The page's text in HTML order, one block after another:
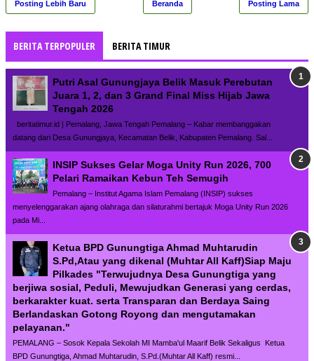
Posting Lebih Baru Posting Lama
Beranda
BERITA TERPOPULER BERITA TIMUR
Putri Asal Gunungjaya Belik Masuk Perebutan
Juara 1, 2, dan 3 Grand Final Miss Hijab Jawa
Tengah 2026
beritatimur.id | Pemalang, Jawa Tengah Pemalang – Kabar membanggakan
datang dari Desa Gunungjaya, Kecamatan Belik, Kabupaten Pemalang. Sal...
INSIP Sukses Gelar Moga Unity Run 2026, 700
Pelari Ramaikan Kebun Teh Semugih
Pemalang – Institut Agama Islam Pemalang (INSIP) sukses
menyelenggarakan ajang olahraga dan silaturahmi bertajuk Moga Unity Run 2026
pada Mi...
Ketua BPD Gunungtiga Ahmad Muhtarudin
S.Pd,Atau yang dikenal (Muhtar All Kaff)Siap Maju
Pilkades "Terwujudnya Desa Gunungtiga yang
berjiwa sosial, Peduli, Mewujudkan Generasi yang cerdas,
berkarakter kuat. serta Transparan dan Berdaya Saing
Berlandaskan Gotong Royong dan mengutamakan
pelayanan."
PEMALANG – Sosok Kepala Sekolah MI Mamba'ul Maarif Belik Sekaligus Ketua
BPD Gunungtiga, Ahmad Muhtarudin, S.Pd.(Muhtar All Kaff) resmi...